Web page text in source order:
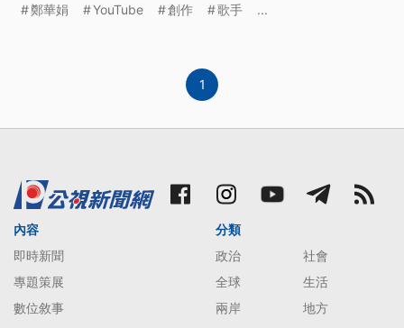
品。
鄭華娟 YouTube 創作 歌手 ...
1
內容
即時新聞
專題策展
數位敘事
分類
政治
社會
全球
生活
兩岸
地方